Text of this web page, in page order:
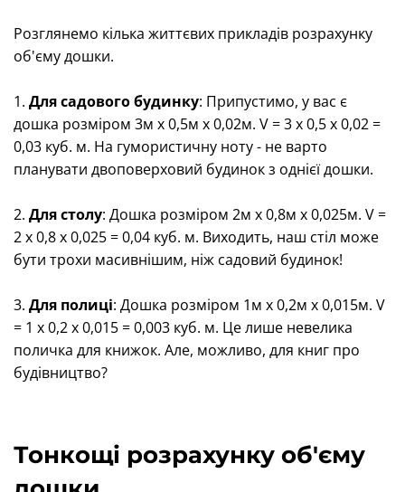
Розглянемо кілька життєвих прикладів розрахунку
об'єму дошки.
1. Для садового будинку: Припустимо, у вас є
дошка розміром 3м x 0,5м x 0,02м. V = 3 x 0,5 x 0,02 =
0,03 куб. м. На гумористичну ноту - не варто
планувати двоповерховий будинок з однієї дошки.
2. Для столу: Дошка розміром 2м x 0,8м x 0,025м. V =
2 x 0,8 x 0,025 = 0,04 куб. м. Виходить, наш стіл може
бути трохи масивнішим, ніж садовий будинок!
3. Для полиці: Дошка розміром 1м x 0,2м x 0,015м. V
= 1 x 0,2 x 0,015 = 0,003 куб. м. Це лише невелика
поличка для книжок. Але, можливо, для книг про
будівництво?
Тонкощі розрахунку об'єму